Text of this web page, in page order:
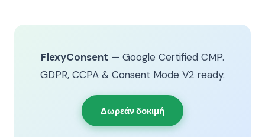
FlexyConsent — Google Certified CMP.
GDPR, CCPA & Consent Mode V2 ready.
Δωρεάν δοκιμή